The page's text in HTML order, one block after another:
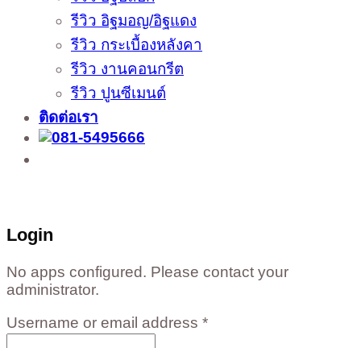
รีวิว อิฐมอญ/อิฐแดง
รีวิว กระเบื้องหลังคา
รีวิว งานคอนกรีต
รีวิว ปูนซีเมนต์
ติดต่อเรา
Login
No apps configured. Please contact your
administrator.
Username or email address *